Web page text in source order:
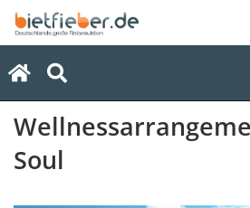
(current)
Soul